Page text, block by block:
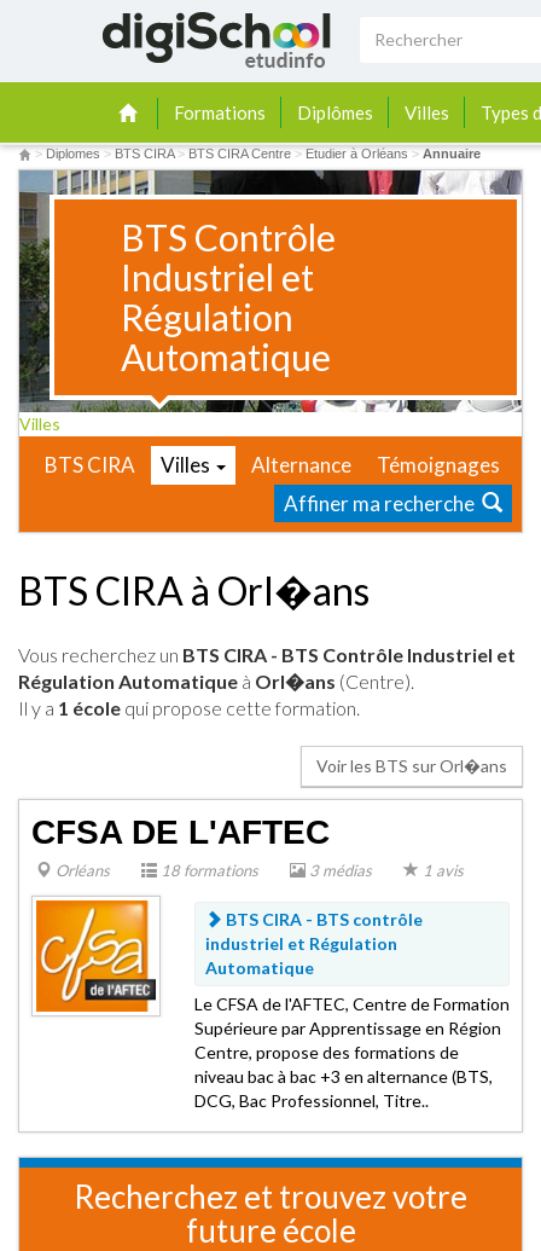
Formations Diplômes Villes Types
> Diplomes > BTS CIRA> BTS CIRA Centre > Etudier à Orléans > Annuaire
BTS Contrôle
Industriel et
Régulation
Automatique
Villes
BTS CIRA Villes Alternance
Témoignages
Affiner ma recherche
BTS CIRA à Orl�ans
Vous recherchez un BTS CIRA - BTS Contrôle Industriel et
Régulation Automatique à Orl�ans (Centre).
Il y a 1 école qui propose cette formation.
Voir les BTS sur Orl�ans
CFSA DE L'AFTEC
Orléans 18 formations 3 médias 1 avis
BTS CIRA - BTS contrôle
industriel et Régulation
Automatique
Le CFSA de l'AFTEC, Centre de Formation
Supérieure par Apprentissage en Région
Centre, propose des formations de
niveau bac à bac +3 en alternance (BTS,
DCG, Bac Professionnel, Titre..
Recherchez et trouvez votre
future école